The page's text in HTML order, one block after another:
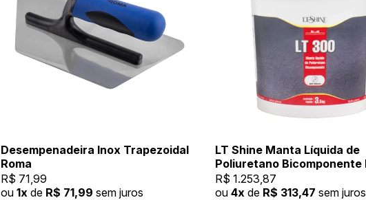
Desempenadeira Inox Trapezoidal
Roma
R$ 71,99
ou1x de R$ 71,99 sem juros
LT Shine Manta Líquida de
Poliuretano Bicomponente
3,5KG Fosco Incolor
R$ 1.253,87
ou 4x de R$ 313,47 sem juros